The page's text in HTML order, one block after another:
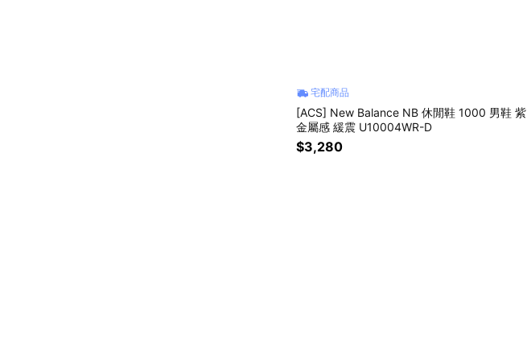
宅配商品
[ACS] New Balance NB 休閒鞋 1000 男鞋 紫
金屬感 緩震 U10004WR-D
$3,280